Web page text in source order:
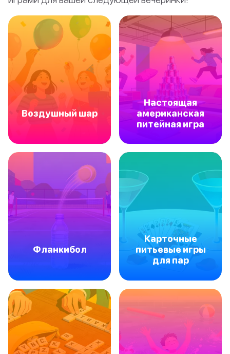
Воздушный шар
Настоящая
американская
питейная игра
Фланкибол
Карточные
питьевые игры
для пар